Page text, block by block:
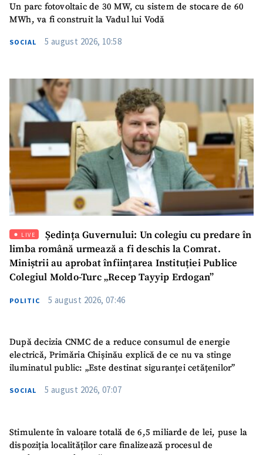
Un parc fotovoltaic de 30 MW, cu sistem de stocare de 60
MWh, va fi construit la Vadul lui Vodă
SOCIAL 5 august 2026, 10:58
LIVE
Ședința Guvernului: Un colegiu cu predare în
limba română urmează a fi deschis la Comrat.
Miniștrii au aprobat înființarea Instituției Publice
Colegiul Moldo-Turc „Recep Tayyip Erdogan”
POLITIC 5 august 2026, 07:46
După decizia CNMC de a reduce consumul de energie
electrică, Primăria Chișinău explică de ce nu va stinge
iluminatul public: „Este destinat siguranței cetățenilor”
SOCIAL 5 august 2026, 07:07
Stimulente în valoare totală de 6,5 miliarde de lei, puse la
dispoziția localităților care finalizează procesul de
Am citit și sunt de
acord cu politica de